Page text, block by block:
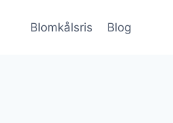
Blomkålsris Blog